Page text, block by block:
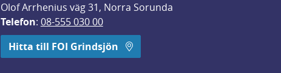
Olof Arrhenius väg 31, Norra Sorunda
Telefon: 08-555 030 00
Hitta till FOI Grindsjön